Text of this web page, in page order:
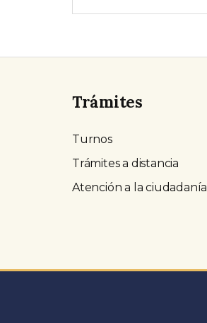
Trámites
Turnos
Trámites a distancia
Atención a la ciudadanía